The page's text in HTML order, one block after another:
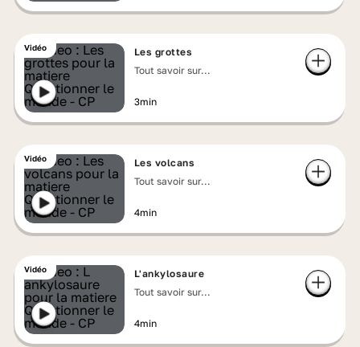
Vidéo
Les grottes
Tout savoir sur...
3min
Vidéo
Les volcans
Tout savoir sur...
4min
Vidéo
L'ankylosaure
Tout savoir sur...
4min